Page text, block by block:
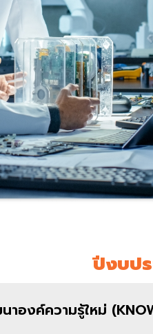
ปีงบป
องค์ความรู้ใหม่